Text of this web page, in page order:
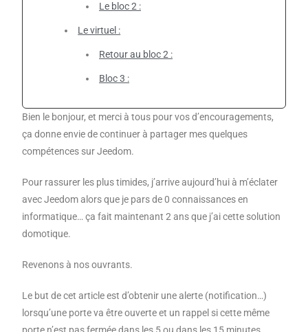
Le bloc 2 :
Le virtuel :
Retour au bloc 2 :
Bloc 3 :
Bien le bonjour, et merci à tous pour vos d’encouragements,
ça donne envie de continuer à partager mes quelques
compétences sur Jeedom.
Pour rassurer les plus timides, j’arrive aujourd’hui à m’éclater
avec Jeedom alors que je pars de 0 connaissances en
informatique… ça fait maintenant 2 ans que j’ai cette solution
domotique.
Revenons à nos ouvrants.
Le but de cet article est d’obtenir une alerte (notification…)
lorsqu’une porte va être ouverte et un rappel si cette même